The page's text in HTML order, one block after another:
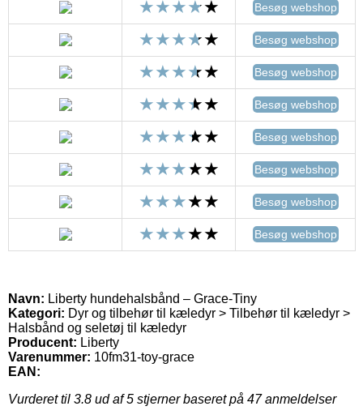
Besøg webshop
Besøg webshop
Besøg webshop
Besøg webshop
Besøg webshop
Besøg webshop
Besøg webshop
Besøg webshop
Navn: Liberty hundehalsbånd – Grace-Tiny
Kategori: Dyr og tilbehør til kæledyr > Tilbehør til kæledyr >
Halsbånd og seletøj til kæledyr
Producent: Liberty
Varenummer: 10fm31-toy-grace
EAN:
Vurderet til 3.8 ud af 5 stjerner baseret på 47anmeldelser